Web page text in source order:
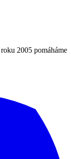
2005 pomáháme